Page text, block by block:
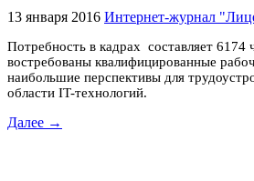
13 января 2016 Интернет-журнал
Потребность в кадрах составляет 6174
востребованы квалифицированные
наибольшие перспективы для
области IT-технологий.
Далее →